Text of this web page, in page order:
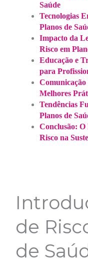
Saúde
Tecnologias
Planos de
Impacto da
Risco em
Educação e
para
Comunicação
Melhores
Tendências
Planos de
Conclusão: O
Risco na
de
de